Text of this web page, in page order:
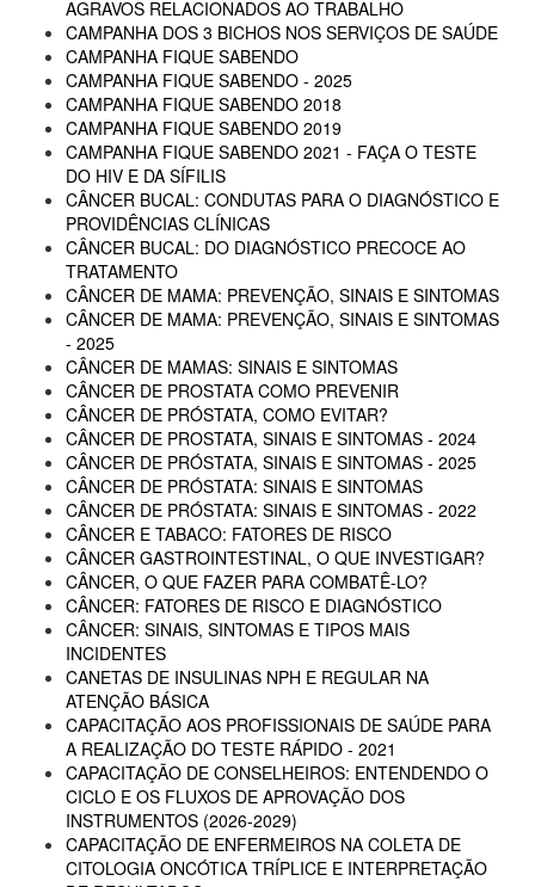
AGRAVOS RELACIONADOS AO TRABALHO
CAMPANHA DOS 3 BICHOS NOS SERVIÇOS DE SAÚDE
CAMPANHA FIQUE SABENDO
CAMPANHA FIQUE SABENDO - 2025
CAMPANHA FIQUE SABENDO 2018
CAMPANHA FIQUE SABENDO 2019
CAMPANHA FIQUE SABENDO 2021 - FAÇA O TESTE
DO HIV E DA SÍFILIS
CÂNCER BUCAL: CONDUTAS PARA O DIAGNÓSTICO E
PROVIDÊNCIAS CLÍNICAS
CÂNCER BUCAL: DO DIAGNÓSTICO PRECOCE AO
TRATAMENTO
CÂNCER DE MAMA: PREVENÇÃO, SINAIS E SINTOMAS
CÂNCER DE MAMA: PREVENÇÃO, SINAIS E SINTOMAS
- 2025
CÂNCER DE MAMAS: SINAIS E SINTOMAS
CÂNCER DE PROSTATA COMO PREVENIR
CÂNCER DE PRÓSTATA, COMO EVITAR?
CÂNCER DE PROSTATA, SINAIS E SINTOMAS - 2024
CÂNCER DE PRÓSTATA, SINAIS E SINTOMAS - 2025
CÂNCER DE PRÓSTATA: SINAIS E SINTOMAS
CÂNCER DE PRÓSTATA: SINAIS E SINTOMAS - 2022
CÂNCER E TABACO: FATORES DE RISCO
CÂNCER GASTROINTESTINAL, O QUE INVESTIGAR?
CÂNCER, O QUE FAZER PARA COMBATÊ-LO?
CÂNCER: FATORES DE RISCO E DIAGNÓSTICO
CÂNCER: SINAIS, SINTOMAS E TIPOS MAIS
INCIDENTES
CANETAS DE INSULINAS NPH E REGULAR NA
ATENÇÃO BÁSICA
CAPACITAÇÃO AOS PROFISSIONAIS DE SAÚDE PARA
A REALIZAÇÃO DO TESTE RÁPIDO - 2021
CAPACITAÇÃO DE CONSELHEIROS: ENTENDENDO O
CICLO E OS FLUXOS DE APROVAÇÃO DOS
INSTRUMENTOS (2026-2029)
CAPACITAÇÃO DE ENFERMEIROS NA COLETA DE
CITOLOGIA ONCÓTICA TRÍPLICE E INTERPRETAÇÃO